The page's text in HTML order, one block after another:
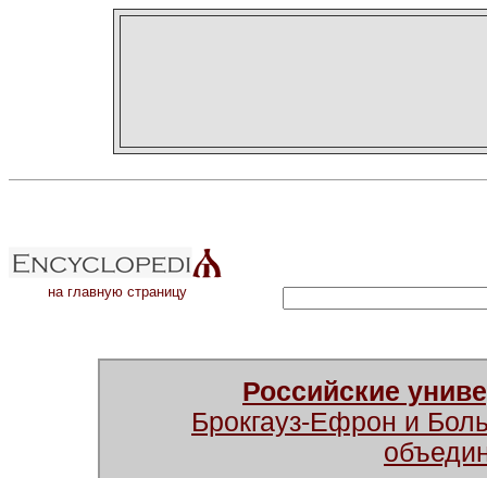
на главную страницу
Российские
Брокгауз-Ефрон и